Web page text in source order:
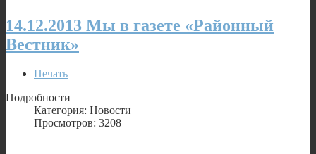
14.12.2013 Мы в газете «Районный
Вестник»
Печать
Подробности
Категория: Новости
Просмотров: 3208